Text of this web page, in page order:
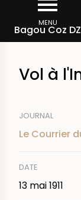
contenu
MENU
Bagou Coz DZ
d'Ariane
Vol à
JOURNAL
Le Courrier
DATE
13 mai 1911